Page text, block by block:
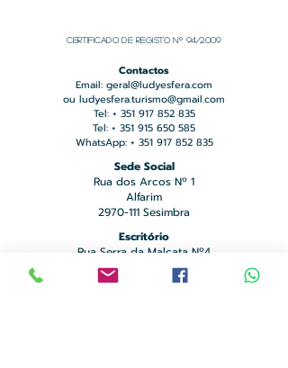
Certificado de registo Nº 94/2009
Contactos
Email: geral@ludyesfera.com
ou ludyesfera.turismo@gmail.com
Tel: + 351 917 852 835
Tel: + 351 915 650 585
WhatsApp: + 351 917 852 835
Sede Social
Rua dos Arcos Nº 1
Alfarim
2970-111 Sesimbra
Escritório
Rua Serra da Malcata Nº4
Alto das Vinhas
2970-141
Sesimbra